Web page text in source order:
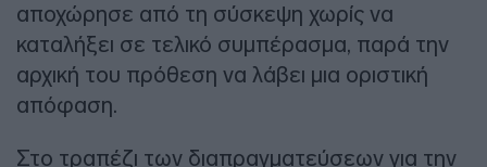
αποχώρησε από τη σύσκεψη χωρίς να
καταλήξει σε τελικό συμπέρασμα, παρά την
αρχική του πρόθεση να λάβει μια οριστική
απόφαση.
Στο τραπέζι των διαπραγματεύσεων για την